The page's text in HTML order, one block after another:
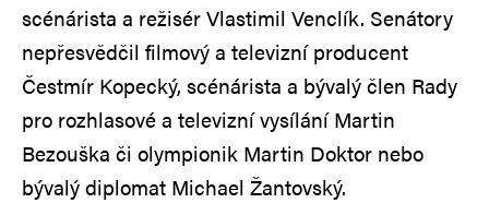
scénárista a režisér Vlastimil Venclík. Senátory
nepřesvědčil filmový a televizní producent
Čestmír Kopecký, scénárista a bývalý člen Rady
pro rozhlasové a televizní vysílání Martin
Bezouška či olympionik Martin Doktor nebo
bývalý diplomat Michael Žantovský.